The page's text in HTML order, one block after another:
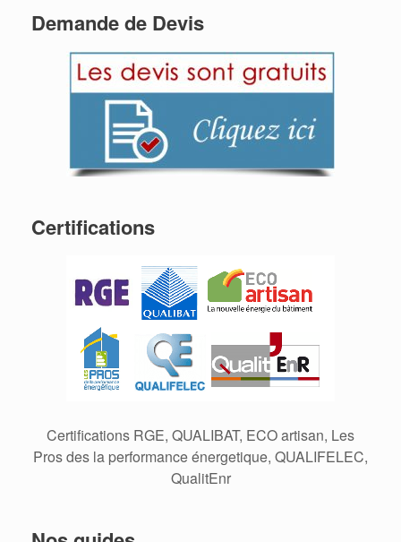
Demande de Devis
Certifications
Certifications RGE, QUALIBAT, ECO artisan, Les
Pros des la performance énergetique, QUALIFELEC,
QualitEnr